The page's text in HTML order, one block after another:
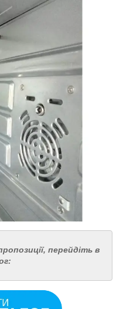
перейдіть в